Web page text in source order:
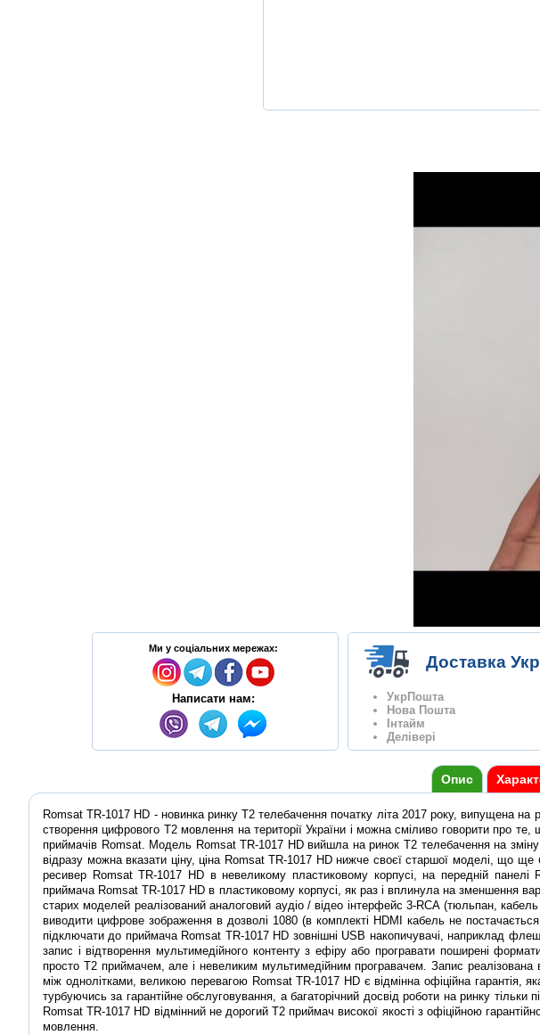
Ми у соціальних мережах:
Написати нам:
Доставка
УкрПошта
Нова Пошта
Інтайм
Делівері
Опис
Romsat TR-1017 HD - новинка ринку Т2 телебачення початку літа 2017 року, випущена
створення цифрового Т2 мовлення на території України і можна сміливо говорити про
приймачів Romsat. Модель Romsat TR-1017 HD вийшла на ринок Т2 телебачення на
відразу можна вказати ціну, ціна Romsat TR-1017 HD нижче своєї старшої моделі, що
ресивер Romsat TR-1017 HD в невеликому пластиковому корпусі, на передній панелі
приймача Romsat TR-1017 HD в пластиковому корпусі, як раз і вплинула на зменшення
старих моделей реалізований аналоговий аудіо / відео інтерфейс 3-RCA (тюльпан,
виводити цифрове зображення в дозволі 1080 (в комплекті HDMI кабель не
підключати до приймача Romsat TR-1017 HD зовнішні USB накопичувачі, наприклад
запис і відтворення мультимедійного контенту з ефіру або програвати поширені
просто Т2 приймачем, але і невеликим мультимедійним програвачем. Запис
між однолітками, великою перевагою Romsat TR-1017 HD є відмінна офіційна
турбуючись за гарантійне обслуговування, а багаторічний досвід роботи на ринку
Romsat TR-1017 HD відмінний не дорогий Т2 приймач високої якості з офіційною
мовлення.